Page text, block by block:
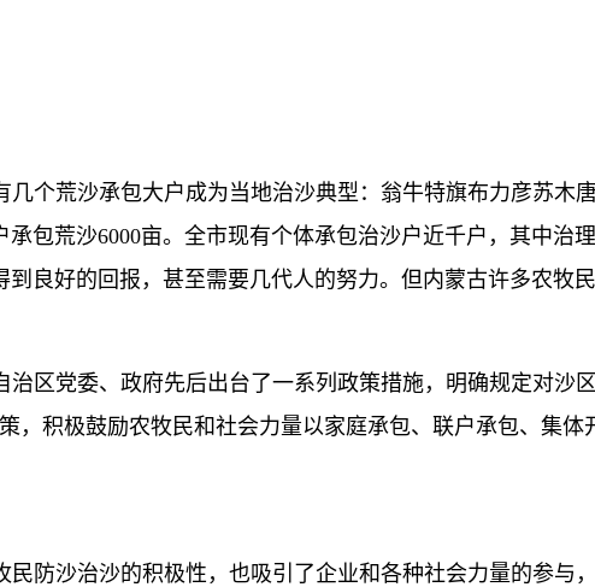
个荒沙承包大户成为当地治沙典型：翁牛特旗布力彦苏木
包荒沙6000亩。全市现有个体承包治沙户近千户，其中治
良好的回报，甚至需要几代人的努力。但内蒙古许多农牧
区党委、政府先后出台了一系列政策措施，明确规定对沙
，积极鼓励农牧民和社会力量以家庭承包、联户承包、集
防沙治沙的积极性，也吸引了企业和各种社会力量的参与